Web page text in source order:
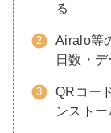
る
Airalo等
日数・
QRコー
ンストー